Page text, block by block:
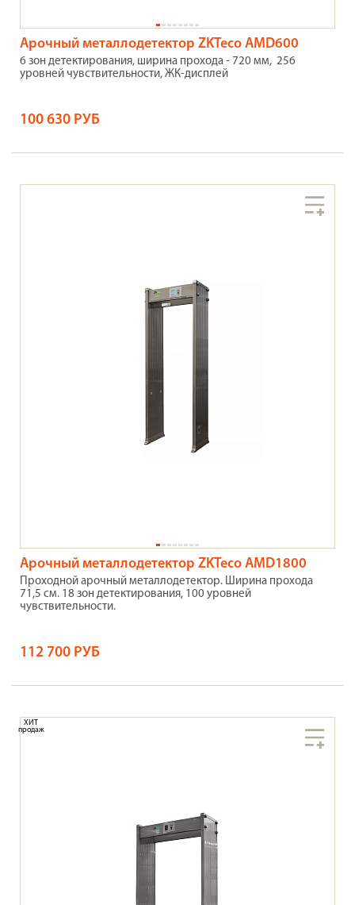
Арочный металлодетектор ZKTeco AMD600
6 зон детектирования, ширина прохода - 720 мм, 256
уровней чувствительности, ЖК-дисплей
100 630 РУБ
Арочный металлодетектор ZKTeco AMD1800
Проходной арочный металлодетектор. Ширина прохода
71,5 см. 18 зон детектирования, 100 уровней
чувствительности.
112 700 РУБ
ХИТ
продаж